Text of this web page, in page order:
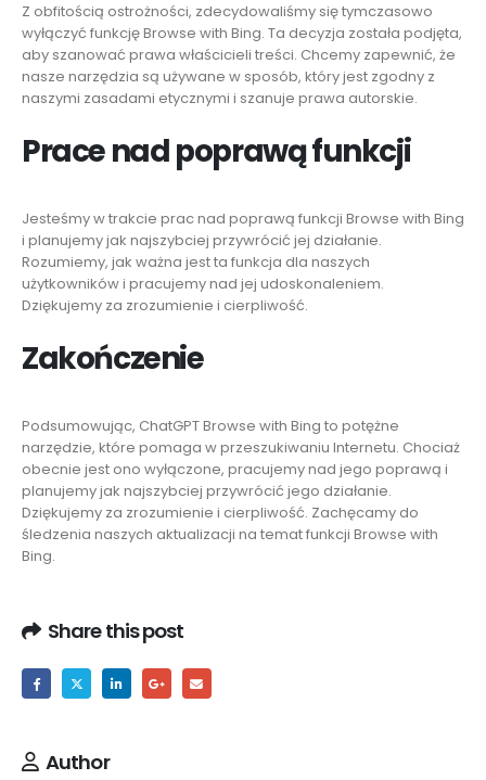
Z obfitością ostrożności, zdecydowaliśmy się tymczasowo
wyłączyć funkcję Browse with Bing. Ta decyzja została podjęta,
aby szanować prawa właścicieli treści. Chcemy zapewnić, że
nasze narzędzia są używane w sposób, który jest zgodny z
naszymi zasadami etycznymi i szanuje prawa autorskie.
Prace nad poprawą funkcji
Jesteśmy w trakcie prac nad poprawą funkcji Browse with Bing
i planujemy jak najszybciej przywrócić jej działanie.
Rozumiemy, jak ważna jest ta funkcja dla naszych
użytkowników i pracujemy nad jej udoskonaleniem.
Dziękujemy za zrozumienie i cierpliwość.
Zakończenie
Podsumowując, ChatGPT Browse with Bing to potężne
narzędzie, które pomaga w przeszukiwaniu Internetu. Chociaż
obecnie jest ono wyłączone, pracujemy nad jego poprawą i
planujemy jak najszybciej przywrócić jego działanie.
Dziękujemy za zrozumienie i cierpliwość. Zachęcamy do
śledzenia naszych aktualizacji na temat funkcji Browse with
Bing.
Share this post
Author